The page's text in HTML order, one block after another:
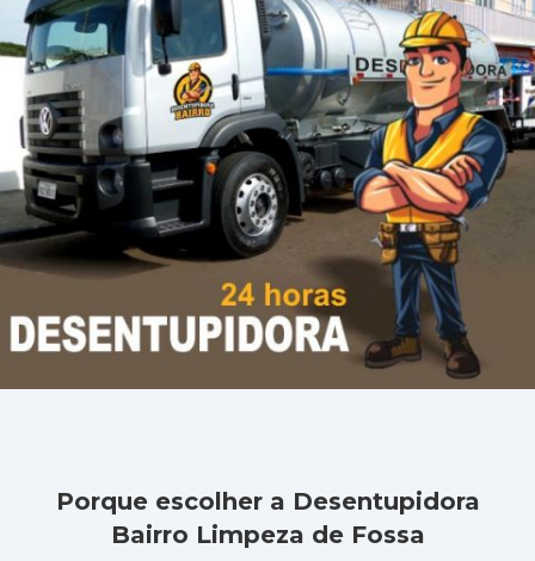
Porque escolher a Desentupidora
Bairro Limpeza de Fossa